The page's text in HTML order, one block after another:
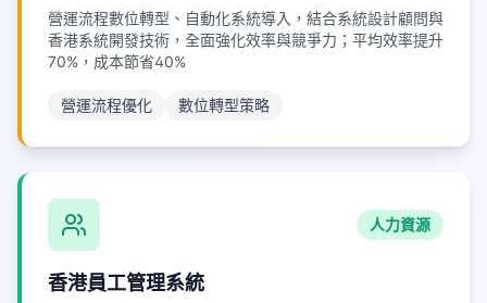
營運流程數位轉型、自動化系統導入，結合系統設計顧問與
香港系統開發技術，全面強化效率與競爭力；平均效率提升
70%，成本節省40%
營運流程優化 數位轉型策略
人力資源
香港員工管理系統